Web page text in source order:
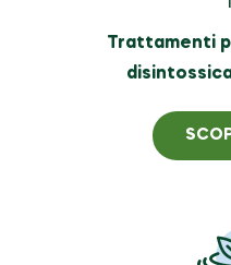
Trattamenti